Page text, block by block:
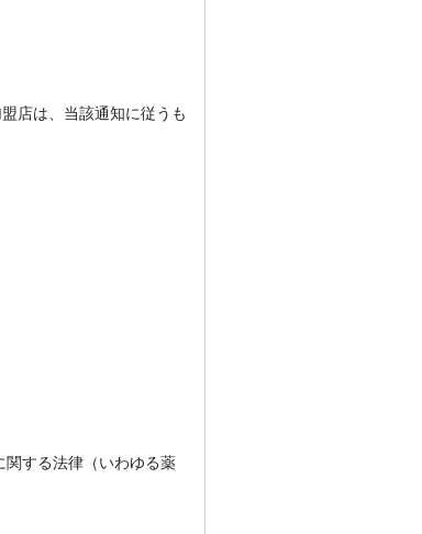
店は、当該通知に従うも
する法律（いわゆる薬